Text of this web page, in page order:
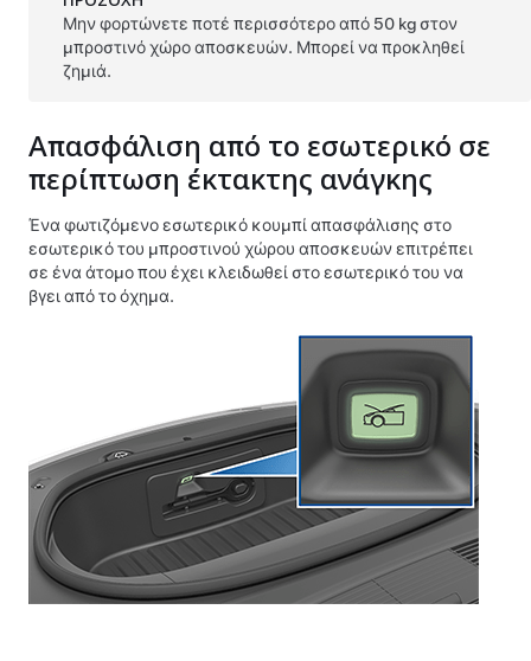
Μην φορτώνετε ποτέ περισσότερο από 50 kgστον
μπροστινό χώρο αποσκευών. Μπορεί να προκληθεί
ζημιά.
Απασφάλιση από το εσωτερικό σε
περίπτωση έκτακτης ανάγκης
Ένα φωτιζόμενο εσωτερικό κουμπί απασφάλισης στο
εσωτερικό του μπροστινού χώρου αποσκευών επιτρέπει
σε ένα άτομο που έχει κλειδωθεί στο εσωτερικό του να
βγει από το όχημα.